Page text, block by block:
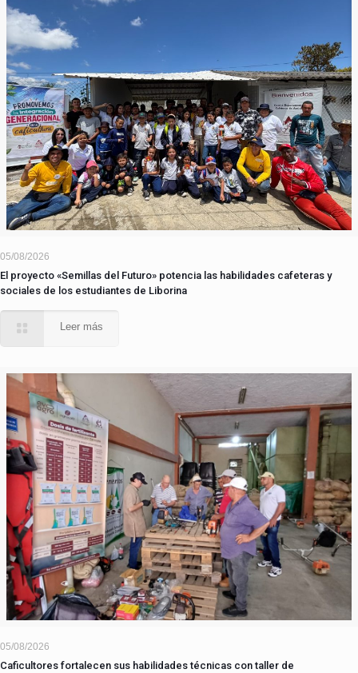
05/08/2026
El proyecto «Semillas del Futuro» potencia las habilidades cafeteras y
sociales de los estudiantes de Liborina
Leer más
05/08/2026
Caficultores fortalecen sus habilidades técnicas con taller de